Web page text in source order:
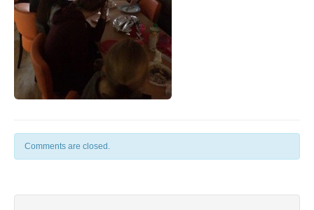
Comments are closed.